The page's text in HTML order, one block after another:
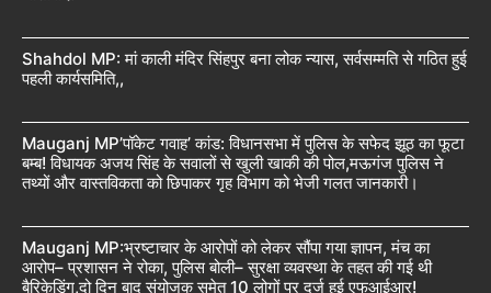
Shahdol MP: मां काली मंदिर सिंहपुर बना लोक न्यास, सर्वसम्मति से गठित हुई
पहली कार्यसमिति,,
Mauganj MP’पॉकेट गवाह’ कांड: विधानसभा में पुलिस के सफेद झूठ का फूटा
बम्ब! विधायक अजय सिंह के सवालों से खुली खाकी की पोल,मऊगंज पुलिस ने
तथ्यों और वास्तविकता को छिपाकर गृह विभाग को भेजी गलत जानकारी।
Mauganj MP:भ्रष्टाचार के आरोपों को लेकर सौंपा गया ज्ञापन, मंच का
आरोप– प्रशासन ने रोका, पुलिस बोली– सुरक्षा व्यवस्था के तहत की गई थी
बैरिकेडिंग,दो दिन बाद संयोजक समेत 10 लोगों पर दर्ज हुई एफआईआर!